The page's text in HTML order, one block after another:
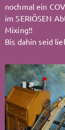
nochmal ein
im SERIÖSEN
Mixing!!
Bis dahin seid